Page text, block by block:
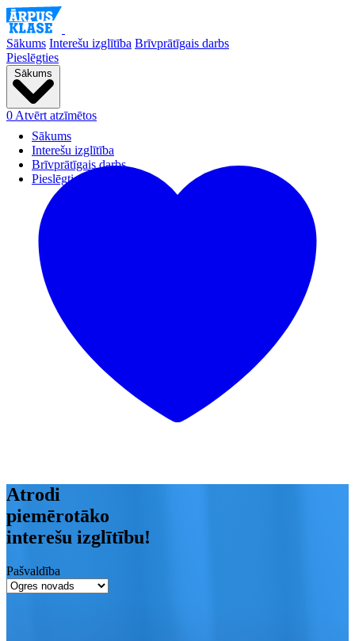
Sākums Interešu izglītība Brīvprātīgais darbs
Pieslēgties
Sākums
Sākums
Interešu izglītība
Brīvprātīgais darbs
Pieslēgties
0 Atvērt atzīmētos
Atrodi
piemērotāko
interešu izglītību!
Pašvaldība